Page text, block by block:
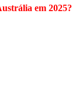
em 2025?